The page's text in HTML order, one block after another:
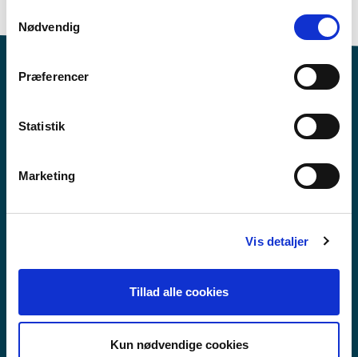
Nødvendig
Præferencer
Statistik
Marketing
Vis detaljer
Tillad alle cookies
Kun nødvendige cookies
Abonner på vores nyhedsbrev
KONTAKT